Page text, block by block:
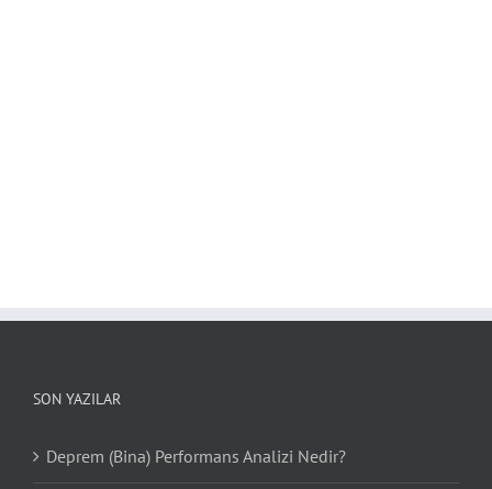
SON YAZILAR
Deprem (Bina) Performans Analizi Nedir?